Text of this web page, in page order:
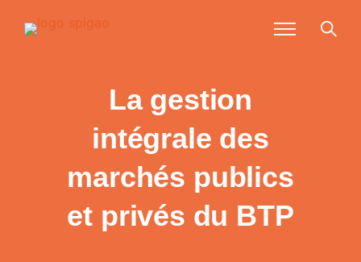
La gestion
intégrale des
marchés publics
et privés du BTP